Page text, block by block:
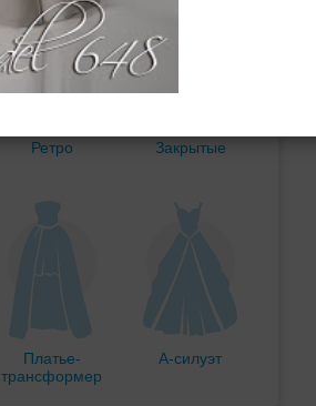
Ретро Закрытые
Платье-
трансформер
А-силуэт